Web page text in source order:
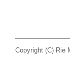
Copyright (C) Rie